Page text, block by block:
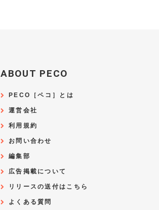
ABOUT PECO
PECO［ペコ］とは
運営会社
利用規約
お問い合わせ
編集部
広告掲載について
リリースの送付はこちら
よくある質問